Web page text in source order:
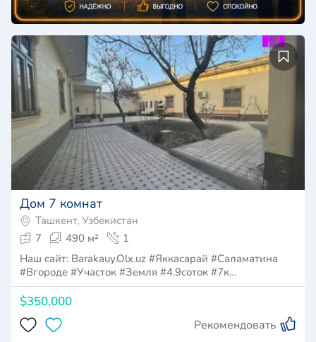
Дом 7 комнат
Ташкент, Узбекистан
7
490 м²
1
Наш сайт: Barakauy.Olx.uz #Яккасарай #Саламатина
#Вгороде #Участок #Земля #4.9соток #7к…
$350,000
Рекомендовать